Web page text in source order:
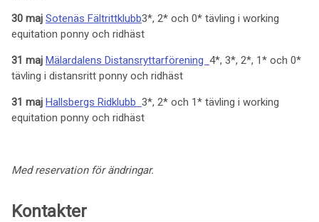
30 maj Sotenäs Fältrittklubb3*, 2* och 0* tävling i working
equitation ponny och ridhäst
31 maj Mälardalens Distansryttarförening 4*, 3*, 2*, 1* och 0*
tävling i distansritt ponny och ridhäst
31 maj Hallsbergs Ridklubb 3*, 2* och 1* tävling i working
equitation ponny och ridhäst
Med reservation för ändringar.
Kontakter